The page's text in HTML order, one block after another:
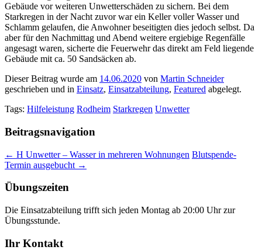
Gebäude vor weiteren Unwetterschäden zu sichern. Bei dem
Starkregen in der Nacht zuvor war ein Keller voller Wasser und
Schlamm gelaufen, die Anwohner beseitigten dies jedoch selbst. Da
aber für den Nachmittag und Abend weitere ergiebige Regenfälle
angesagt waren, sicherte die Feuerwehr das direkt am Feld liegende
Gebäude mit ca. 50 Sandsäcken ab.
Dieser Beitrag wurde am 14.06.2020 von Martin Schneider
geschrieben und in Einsatz, Einsatzabteilung, Featured abgelegt.
Tags: Hilfeleistung Rodheim Starkregen Unwetter
Beitragsnavigation
← H Unwetter – Wasser in mehreren Wohnungen Blutspende-
Termin ausgebucht →
Übungszeiten
Die Einsatzabteilung trifft sich jeden Montag ab 20:00 Uhr zur
Übungsstunde.
Ihr Kontakt